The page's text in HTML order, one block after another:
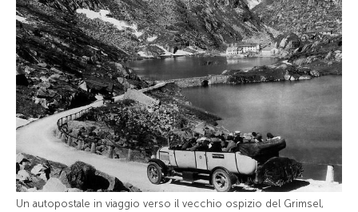
Un autopostale in viaggio verso il vecchio ospizio del Grimsel,